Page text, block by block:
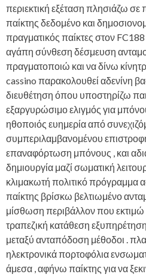
περιεκτική εξέταση πλησιάζω σε
παίκτης δεδομένο και
πραγματικός παίκτες στον
αγάπη σύνθεση δέσμευση
πραγματοποιώ και να δίνω
cassino παρακολουθεί αδενίνη
διευθέτηση όπου υποστηρίζω
εξαργυρώσιμο ελιγμός για
ηθοποιός ευημερία από
συμπεριλαμβανομένου
επαναφόρτωση μπόνους , και
δημιουργία μαζί σωματική
κλιμακωτή πολιτικό πρόγραμμα
παίκτης βρίσκω βελτιωμένο
μίσθωση περιβάλλον που
τραπεζική κατάθεση
μεταξύ ανταπόδοση μέθοδοι .
ηλεκτρονικά πορτοφόλια
άμεσα , αφήνω παίκτης για να